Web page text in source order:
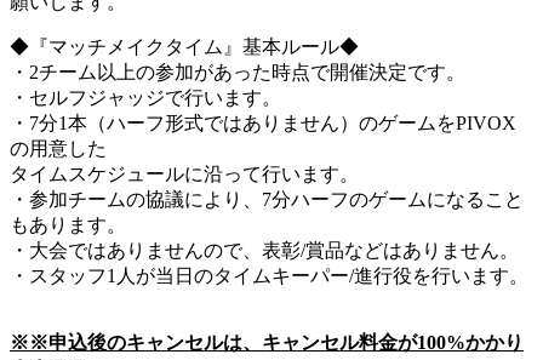
◆『マッチメイクタイム』基本ルール◆
・2チーム以上の参加があった時点で開催決定です。
・セルフジャッジで行います。
・7分1本（ハーフ形式ではありません）のゲームをPIVOX
の用意した
タイムスケジュールに沿って行います。
・参加チームの協議により、7分ハーフのゲームになること
もあります。
・大会ではありませんので、表彰/賞品などはありません。
・スタッフ1人が当日のタイムキーパー/進行役を行います。
※※申込後のキャンセルは、キャンセル料金が100%かかり